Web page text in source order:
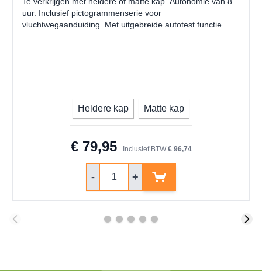
uur. Inclusief pictogrammenserie voor
vluchtwegaanduiding. Met uitgebreide autotest functie.
model
Heldere kap Matte kap
€ 79,95 Inclusief BTW € 96,74
- +